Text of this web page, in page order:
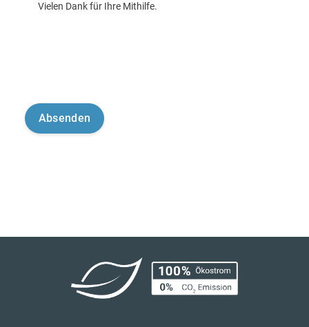
Vielen Dank für Ihre Mithilfe.